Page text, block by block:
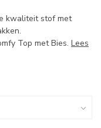
kwaliteit stof met
Top met Bies. Lees